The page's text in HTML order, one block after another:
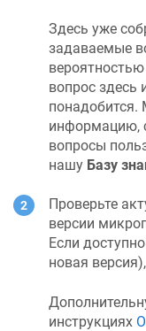
Здесь уже
задаваемые
вопрос здесь
информацию,
вопросы
нашу Базу
Проверьте
версии
Если
новая
инструкциях